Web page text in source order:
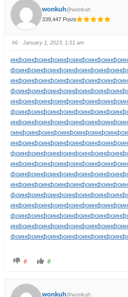
wonkuh@wonkuh
339,447 Posts
#6 · January 1, 2023, 1:51 am
инфоинфоинфоинфоинфоинфоинфо
фоинфоинфоинфоинфоинфоинфо
инфоинфоинфоинфоинфоинфоинфо
фоинфоинфоинфоинфоинфоинфо
инфоинфоинфоинфоинфоинфоинфо
фоинфоинфоинфоинфоинфоинфо
инфоинфоинфоинфоинфоинфоинфо
оинфоинфоинфоинфоинфоинфоинфо
инфоинфоинфоинфоинфоинфоинфо
фоинфоинфоинфоинфоинфоинфо
инфоинфоинфоинфоинфоинфоинфо
фоинфоинфоинфоинфоинфоинфо
инфоинфоинфоинфоинфоинфоинфо
фоинфоинфоинфоинфоинфоинфо
инфоинфоинфоинфоинфоинфоинфо
фоинфоинфоинфоинфоинфоинфо
инфоинфоинфоинфоинфоинфоинфо
фоинфоинфоинфоинфоинфоинфо
0 0
wonkuh@wonkuh